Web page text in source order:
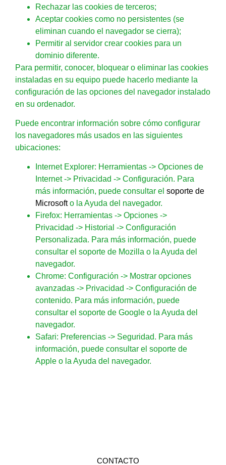
Rechazar las cookies de terceros;
Aceptar cookies como no persistentes (se
eliminan cuando el navegador se cierra);
Permitir al servidor crear cookies para un
dominio diferente.
Para permitir, conocer, bloquear o eliminar las cookies
instaladas en su equipo puede hacerlo mediante la
configuración de las opciones del navegador instalado
en su ordenador.
Puede encontrar información sobre cómo configurar
los navegadores más usados en las siguientes
ubicaciones:
Internet Explorer: Herramientas -> Opciones de
Internet -> Privacidad -> Configuración. Para
más información, puede consultar el soporte de
Microsofto la Ayuda del navegador.
Firefox: Herramientas -> Opciones ->
Privacidad -> Historial -> Configuración
Personalizada. Para más información, puede
consultar el soporte de Mozilla o la Ayuda del
navegador.
Chrome: Configuración -> Mostrar opciones
avanzadas -> Privacidad -> Configuración de
contenido. Para más información, puede
consultar el soporte de Google o la Ayuda del
navegador.
Safari: Preferencias -> Seguridad. Para más
información, puede consultar el soporte de
Apple o la Ayuda del navegador.
CONTACTO